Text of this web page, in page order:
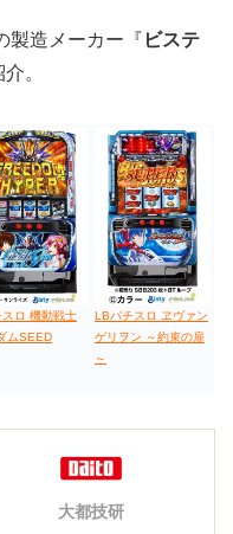
製造メーカー『 ビステ
。
ロ 機動戦士
ムSEED
LBパチスロ ヱヴァン
ゲリヲン ～約束の扉
～
大都技研